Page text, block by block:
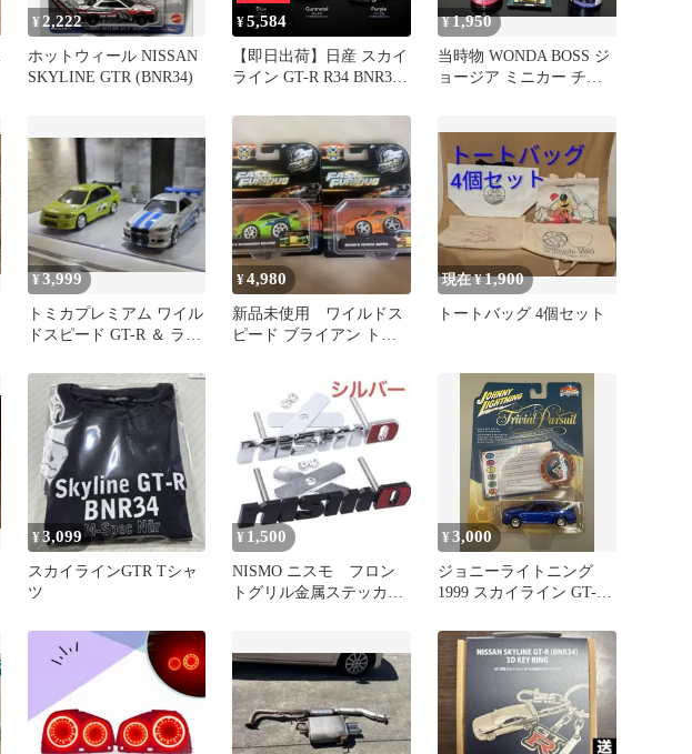
¥2,222
ホットウィール NISSAN
SKYLINE GTR (BNR34)
¥5,584
【即日出荷】日産 スカイ
ライン GT-R R34 BNR34
ス 車型 インテリア 1/16
ライセンス公認
CAMSHOP 新品
¥1,950
当時物 WONDA BOSS ジ
ョージア ミニカー チョ
¥3,999
トミカプレミアム ワイル
ドスピード GT-R ＆ ラン
¥4,980
新品未使用 ワイルドス
ピード ブライアン トヨ
現在 ¥1,900
トートバッグ 4個セット
¥3,099
スカイラインGTR Tシャ
ツ
¥ 1,500
NISMO ニスモ フロン
トグリル金属ステッカ
¥3,000
ジョニーライトニング
1999 スカイライン GT-R